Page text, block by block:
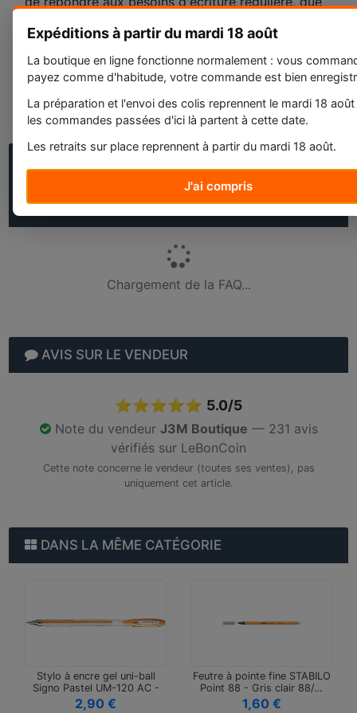
Expéditions à partir du mardi 18 août
La boutique en ligne fonctionne normalement : vous
payez comme d'habitude, votre commande est bien
La préparation et l'envoi des colis reprennent le mardi 18
les commandes passées d'ici là partent à cette date.
Les retraits sur place reprennent à partir du mardi 18 août.
J'ai compris
scolaires ou des rapports professionnels.
Poids du colis : 0,04 Kg
Etat : Neuf
BIC NOIR CRISTAL 16460 - ÉCRITURE
MOYENNE 0,5 MM ENCRE CLASSIQUE BILLE
INDÉFORMABLE CAPUCHON
Chargement de la FAQ...
AVIS SUR LE VENDEUR
⭐⭐⭐⭐⭐ 5.0/5
Note du vendeur J3M Boutique — 231 avis
vérifiés sur LeBonCoin
Cette note concerne le vendeur (toutes ses ventes), pas
uniquement cet article.
DANS LA MÊME CATÉGORIE
Stylo à encre gel uni-ball
Signo Pastel UM-120 AC -
Co…
2,90 €
Feutre à pointe fine STABILO
Point 88 - Gris clair 88/…
1,60 €